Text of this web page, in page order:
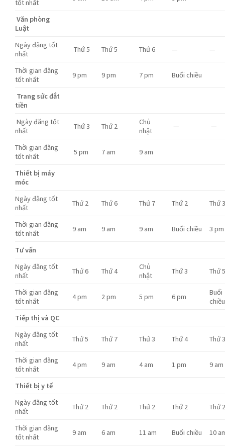
tốt nhất
Văn phòng
Luật
Ngày đăng tốt
nhất
Thứ 5 Thứ 5 Thứ 6 — —
Thời gian đăng
tốt nhất
9 pm 9 pm 7 pm Buổi chiều
Trang sức đắt
tiền
Ngày đăng tốt
nhất
Thứ 3 Thứ 2
Chủ
nhật
— —
Thời gian đăng
tốt nhất
5 pm 7 am 9 am
Thiết bị máy
móc
Ngày đăng tốt
nhất
Thứ 2 Thứ 6 Thứ 7 Thứ 2 Thứ
Thời gian đăng
tốt nhất
9 am 9 am 9 am Buổi chiều 3 pm
Tư vấn
Ngày đăng tốt
nhất
Thứ 6 Thứ 4
Chủ
nhật
Thứ 3 Thứ
Thời gian đăng
tốt nhất
4 pm 2 pm 5 pm 6 pm
Buổi
chiều
Tiếp thị và QC
Ngày đăng tốt
nhất
Thứ 5 Thứ 7 Thứ 3 Thứ 4 Thứ
Thời gian đăng
tốt nhất
4 pm 9 am 4 am 1 pm 9 am
Thiết bị y tế
Ngày đăng tốt
nhất
Thứ 2 Thứ 2 Thứ 2 Thứ 2 Thứ
Thời gian đăng
tốt nhất
9 am 6 am 11 am Buổi chiều 10